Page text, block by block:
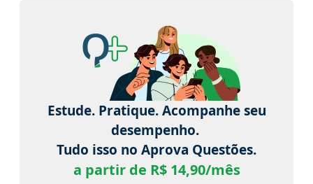
Estude. Pratique. Acompanhe seu
desempenho.
Tudo isso no Aprova Questões.
a partir de R$ 14,90/mês